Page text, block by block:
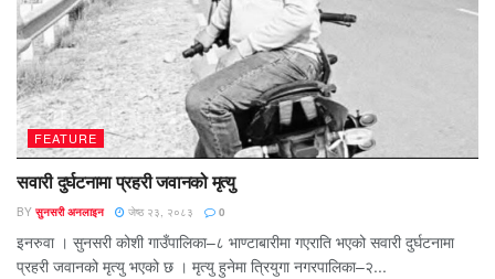
FEATURE
सवारी दुर्घटनामा प्रहरी जवानको मृत्यु
BY सुनसरी अनलाइन जेष्ठ २३, २०८३ 0
इनरुवा । सुनसरी कोशी गाउँपालिका–८ भाण्टाबारीमा गएराति भएको सवारी दुर्घटनामा
प्रहरी जवानको मृत्यु भएको छ । मृत्यु हुनेमा त्रियुगा नगरपालिका–२...